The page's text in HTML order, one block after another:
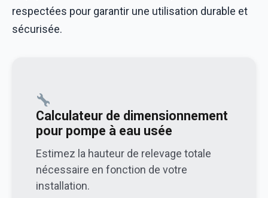
respectées pour garantir une utilisation durable et
sécurisée.
Calculateur de dimensionnement
pour pompe à eau usée
Estimez la hauteur de relevage totale
nécessaire en fonction de votre
installation.